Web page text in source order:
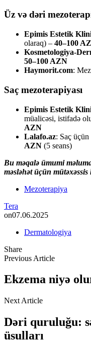
Üz və dəri
Epimis Estetik
olaraq) – 40–100
Kosmetologiya-
50–100 AZN
Haymorit.com:
Saç mezoterapiyası
Epimis Estetik
müalicəsi, istifadə
AZN
Lalafo.az: Saç
AZN (5 seans)
Bu məqalə ümumi
məsləhət üçün
Mezoterapiya
Tera
on07.06.2025
Dermatologiya
Share
Previous Article
Ekzema niyə
Next Article
Dəri quruluğu:
üsulları